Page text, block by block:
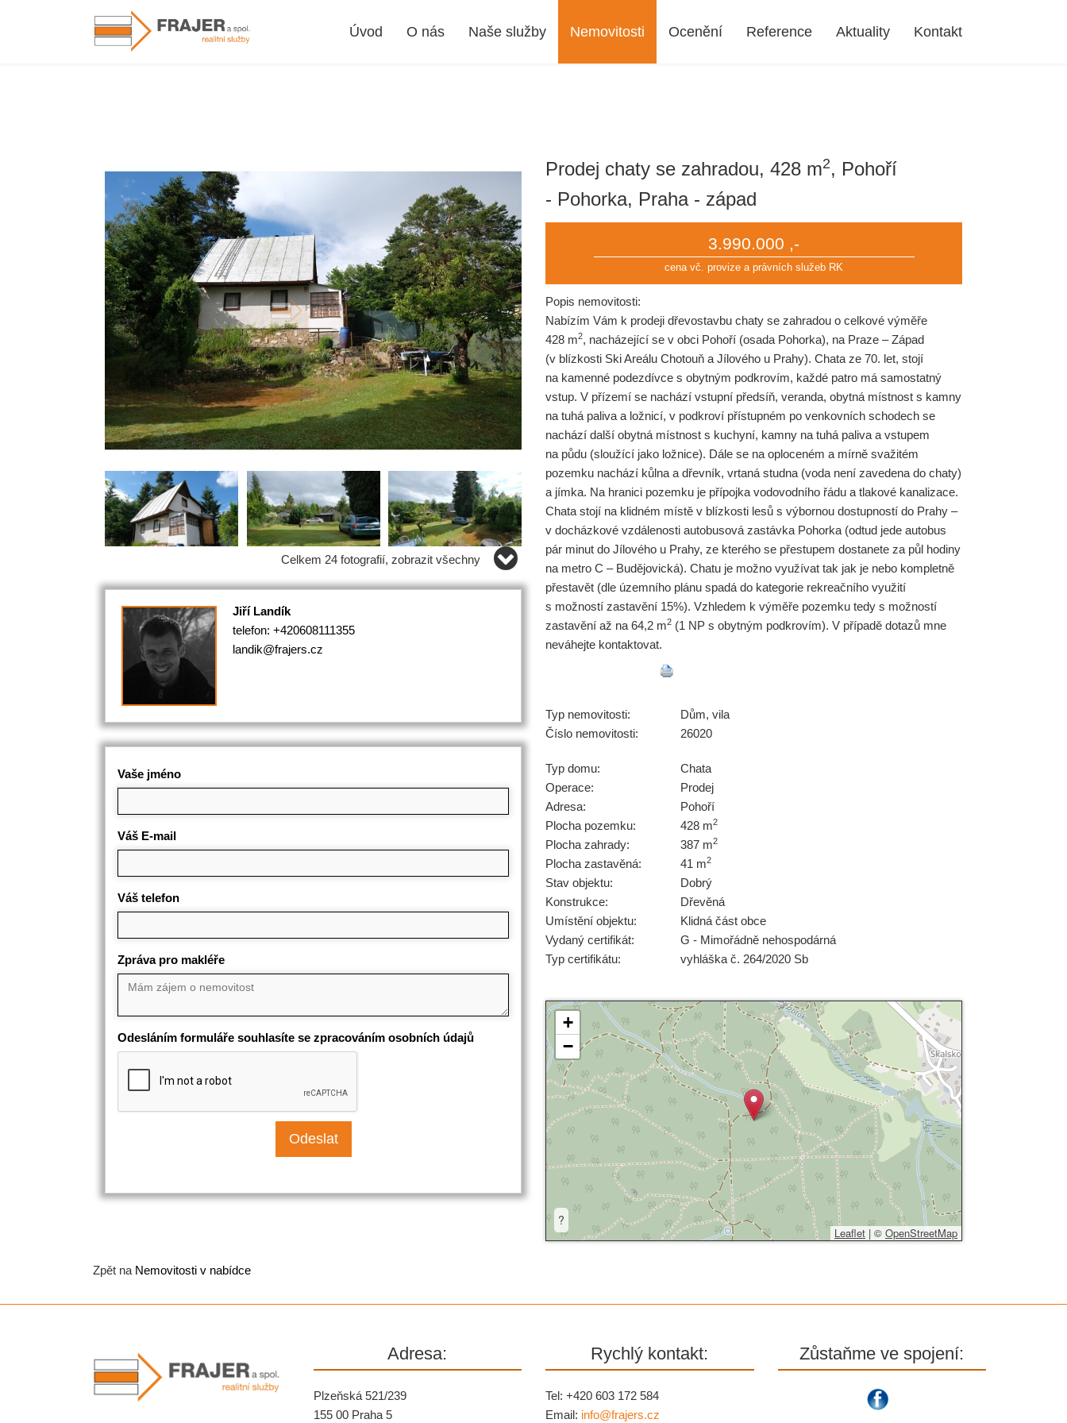
Úvod O nás Naše služby Nemovitosti Ocenění Reference Aktuality Kontakt
Celkem 24 fotografií, zobrazit všechny
Jiří Landík
telefon: +420608111355
landik@frajers.cz
Vaše jméno
Váš E-mail
Váš telefon
Zpráva pro makléře
Odesláním formuláře souhlasíte se zpracováním osobních údajů
Prodej chaty se zahradou, 428 m2, Pohoří
- Pohorka, Praha - západ
3.990.000 ,-
cena vč. provize a právních služeb RK
Popis nemovitosti:
Nabízím Vám k prodeji dřevostavbu chaty se zahradou o celkové výměře
428 m2, nacházející se v obci Pohoří (osada Pohorka), na Praze – Západ
(v blízkosti Ski Areálu Chotouň a Jílového u Prahy). Chata ze 70. let, stojí
na kamenné podezdívce s obytným podkrovím, každé patro má samostatný
vstup. V přízemí se nachází vstupní předsíň, veranda, obytná místnost s kamny
na tuhá paliva a ložnicí, v podkroví přístupném po venkovních schodech se
nachází další obytná místnost s kuchyní, kamny na tuhá paliva a vstupem
na půdu (sloužící jako ložnice). Dále se na oploceném a mírně svažitém
pozemku nachází kůlna a dřevník, vrtaná studna (voda není zavedena do chaty)
a jímka. Na hranici pozemku je přípojka vodovodního řádu a tlakové kanalizace.
Chata stojí na klidném místě v blízkosti lesů s výbornou dostupností do Prahy –
v docházkové vzdálenosti autobusová zastávka Pohorka (odtud jede autobus
pár minut do Jílového u Prahy, ze kterého se přestupem dostanete za půl hodiny
na metro C – Budějovická). Chatu je možno využívat tak jak je nebo kompletně
přestavět (dle územního plánu spadá do kategorie rekreačního využití
s možností zastavění 15%). Vzhledem k výměře pozemku tedy s možností
zastavění až na 64,2 m2 (1 NP s obytným podkrovím). V případě dotazů mne
neváhejte kontaktovat.
Typ nemovitosti:
Dům, vila
Číslo nemovitosti:
26020
Typ domu:
Chata
Operace:
Prodej
Adresa:
Pohoří
Plocha pozemku:
428 m2
Plocha zahrady: 387 m2
Plocha zastavěná: 41 m2
Stav objektu:
Dobrý
Konstrukce:
Dřevěná
Umístění objektu:
Klidná část obce
Vydaný certifikát:
G - Mimořádně nehospodárná
Typ certifikátu:
vyhláška č. 264/2020 Sb
+
−
?
Leaflet | © OpenStreetMap
Zpět na Nemovitosti v nabídce
Adresa:
Plzeňská 521/239
155 00 Praha 5
Rychlý kontakt:
Tel: +420 603 172 584
Email: info@frajers.cz
Zůstaňme ve spojení: